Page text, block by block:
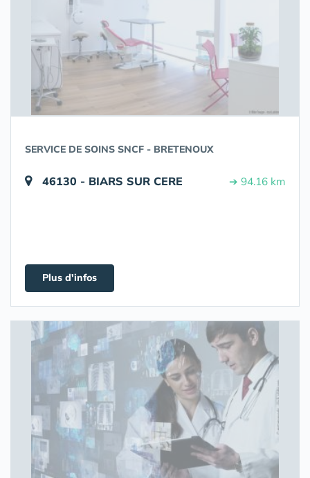
SERVICE DE SOINS SNCF - BRETENOUX
46130 - BIARS SUR CERE ➔ 94.16 km
Plus d'infos